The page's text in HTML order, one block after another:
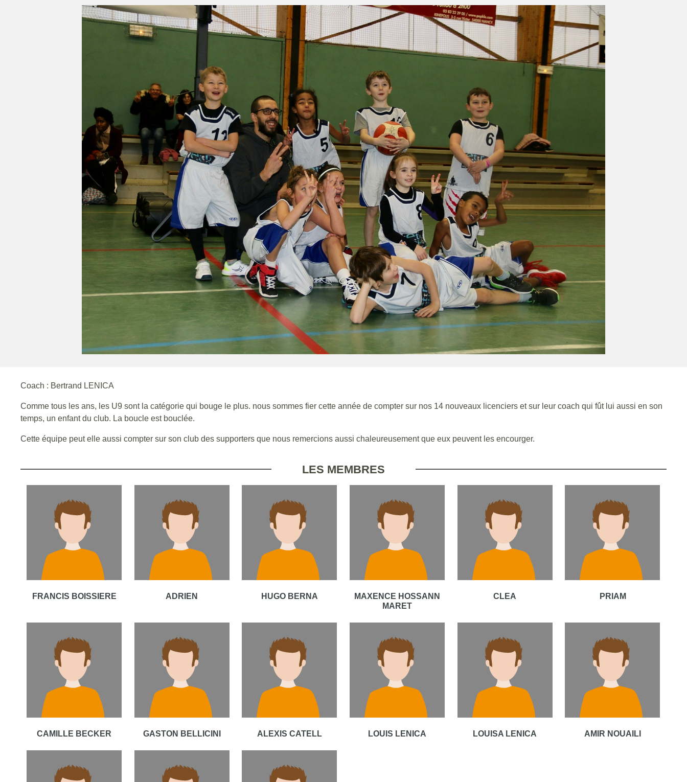
Coach : Bertrand LENICA
Comme tous les ans, les U9 sont la catégorie qui bouge le plus. nous sommes fier cette année de compter sur nos 14 nouveaux licenciers et sur leur coach qui fût lui aussi en son
temps, un enfant du club. La boucle est bouclée.
Cette équipe peut elle aussi compter sur son club des supporters que nous remercions aussi chaleureusement que eux peuvent les encourger.
LES MEMBRES
FRANCIS BOISSIERE ADRIEN HUGO BERNA
MAXENCE HOSSANN
MARET
CLEA PRIAM
CAMILLE BECKER GASTON BELLICINI ALEXIS CATELL LOUIS LENICA LOUISA LENICA AMIR NOUAILI